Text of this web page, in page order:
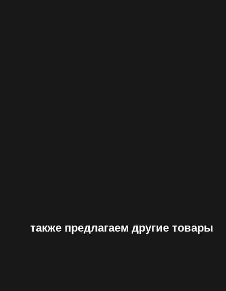
также предлагаем другие товары